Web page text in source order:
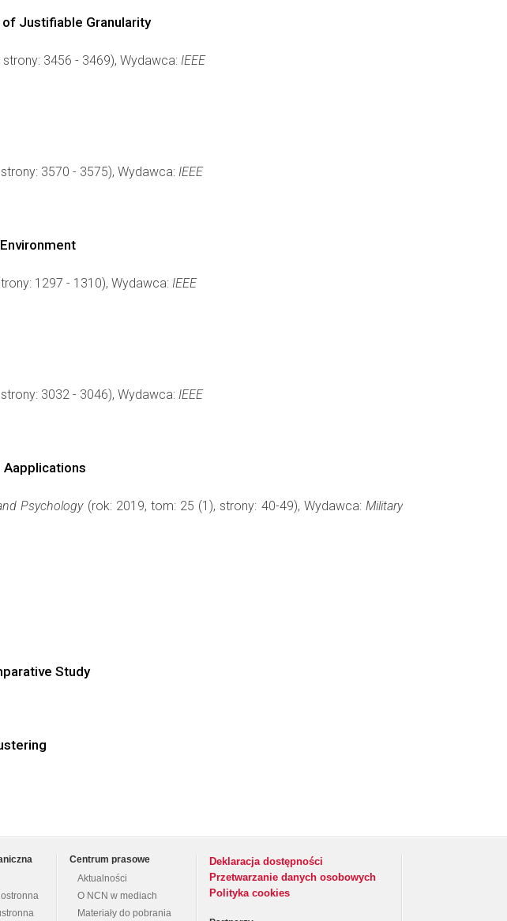
Justifiable Granularity
3456 - 3469), Wydawca: IEEE
3570 - 3575), Wydawca: IEEE
1297 - 1310), Wydawca: IEEE
3032 - 3046), Wydawca: IEEE
Psychology(rok: 2019, tom: 25 (1), strony: 40-49), Wydawca:Military
Study
Centrum prasowe
Aktualności
O NCN w mediach
Materiały do pobrania
Deklaracja dostępności
Przetwarzanie danych osobowych
Polityka cookies